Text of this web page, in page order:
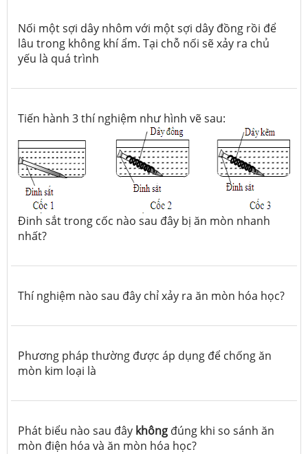
Nối một sợi dây nhôm với một sợi dây đồng rồi để
lâu trong không khí ẩm. Tại chỗ nối sẽ xảy ra chủ
yếu là quá trình
Tiến hành 3 thí nghiệm như hình vẽ sau:
Đinh sắt trong cốc nào sau đây bị ăn mòn nhanh
nhất?
Thí nghiệm nào sau đây chỉ xảy ra ăn mòn hóa học?
Phương pháp thường được áp dụng để chống ăn
mòn kim loại là
Phát biểu nào sau đây không đúng khi so sánh ăn
mòn điện hóa và ăn mòn hóa học?